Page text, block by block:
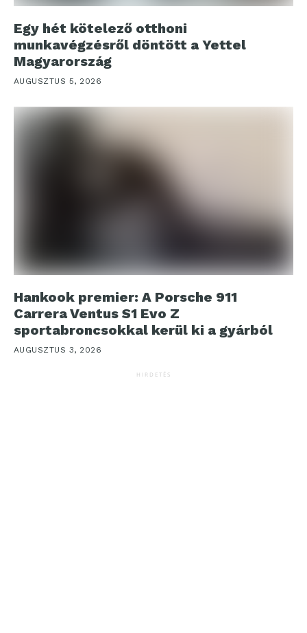
Egy hét kötelező otthoni
munkavégzésről döntött a Yettel
Magyarország
AUGUSZTUS 5, 2026
Hankook premier: A Porsche 911
Carrera Ventus S1 Evo Z
sportabroncsokkal kerül ki a gyárból
AUGUSZTUS 3, 2026
HIRDETÉS